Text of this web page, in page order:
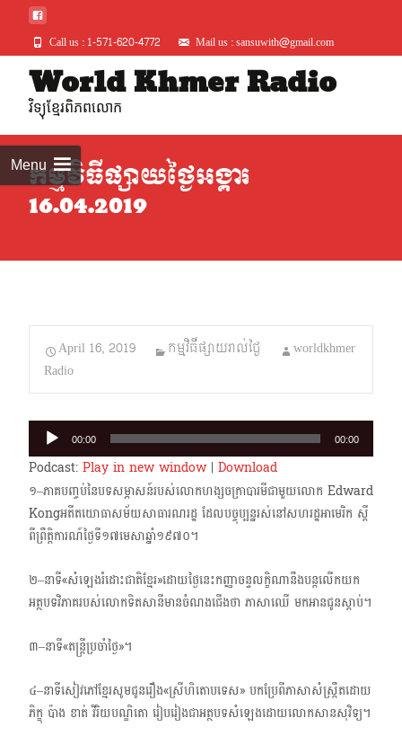
Call us : 1-571-620-4772 Mail us : sansuwith@gmail.com
World Khmer Radio
វិទ្យុខ្មែរពិភពលោក
Menuកម្មវិធីផ្សាយថ្ងៃអង្គារ
16.04.2019
April 16, 2019 កម្មវិធីផ្សាយរាល់ថ្ងៃ
worldkhmer
Radio
Audio
Player
00:00 00:00
Podcast: Play in new window| Download
១–ភាគបញ្ចប់នៃបទសម្ភាសន៍របស់លោកហង្សចក្រាបារមីជាមួយលោក Edward
Kongអតីតយោធា​សម័យសា​ធារណរដ្ឋ ដែលបច្ចុប្បន្នរស់នៅសហរដ្ឋអាមេរិក ស្តី
ពីព្រឹត្តិការណ៍ថ្ងៃទី១៧​មេសាឆ្នាំ១៩៧០។
២–នាទី«សំឡេងរំដោះជាតិខ្មែរ»ដោយថ្ងៃនេះកញ្ញាចន្ទលក្ខិណានឹងបន្តលើកយក
អត្ថបទវិភាគរបស់​លោកទិតសានីមានចំណងជើងថា ភាសាឈើ មកអានជូនស្តាប់។
៣–នាទី«តន្ត្រីប្រចាំថ្ងៃ»។
៤–នាទីសៀវភៅខ្មែរសូមជូនរឿង«ស្រីហិតោបទេស» បកប្រែពីភាសាសំស្រ្កឹតដោយ
ភិក្ខុ ប៉ាង ខាត់ វិរិយបណ្ឌិតោ រៀបរៀងជាអត្ថបទសំឡេងដោយលោកសានសុវិទ្យ។